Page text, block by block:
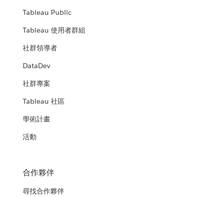
Tableau Public
Tableau 使用者群組
社群領導者
DataDev
社群專案
Tableau 社區
學術計畫
活動
合作夥伴
尋找合作夥伴